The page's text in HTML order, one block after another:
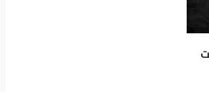
المنتج.